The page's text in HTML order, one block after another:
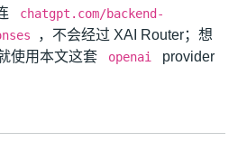
chatgpt.com/backend-
，不会经过 XAI Router；想
使用本文这套
openai
provider